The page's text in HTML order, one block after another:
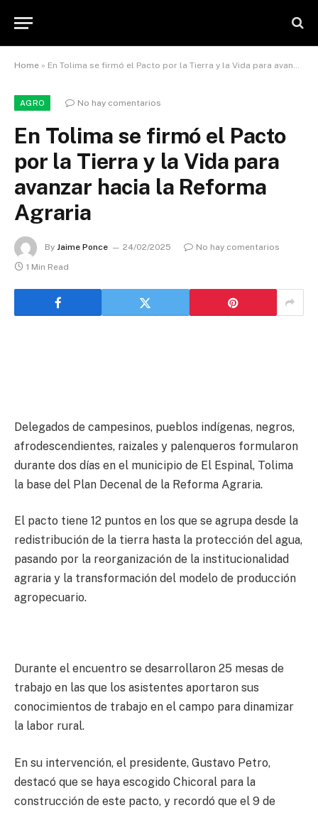
Home » En Tolima se firmó el Pacto por la Tierra y la Vida para avanzar hacia la Reforma Agraria
AGRO No hay comentarios
En Tolima se firmó el Pacto
por la Tierra y la Vida para
avanzar hacia la Reforma
Agraria
By Jaime Ponce 24/02/2025
No hay comentarios
1 Min Read
Delegados de campesinos, pueblos indígenas, negros,
afrodescendientes, raizales y palenqueros formularon
durante dos días en el municipio de El Espinal, Tolima
la base del Plan Decenal de la Reforma Agraria.
El pacto tiene 12 puntos en los que se agrupa desde la
redistribución de la tierra hasta la protección del agua,
pasando por la reorganización de la institucionalidad
agraria y la transformación del modelo de producción
agropecuario.
Durante el encuentro se desarrollaron 25 mesas de
trabajo en las que los asistentes aportaron sus
conocimientos de trabajo en el campo para dinamizar
la labor rural.
En su intervención, el presidente, Gustavo Petro,
destacó que se haya escogido Chicoral para la
construcción de este pacto, y recordó que el 9 de